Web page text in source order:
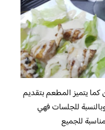
يتميز المطعم بتقديم
للجلسات فهي
للجميع